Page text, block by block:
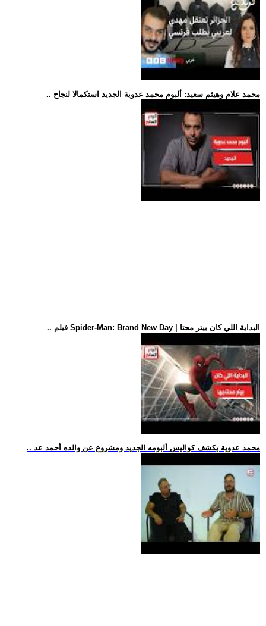
.. محمد علام وهيثم سعيد: ألبوم محمد عدوية الجديد استكمالا لنجاح
.. فيلم Spider-Man: Brand New Day | البداية اللي كان بيتر محتا
.. محمد عدوية يكشف كواليس ألبومه الجديد ومشروع عن والده أحمد عد